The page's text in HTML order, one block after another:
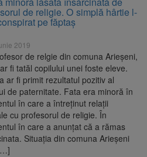
platforma
inițiativei de
Nicușor Dan
analizează
și Horațiu Potra.
procesul
națională pentru
adoptată de Senat.
de religie. O simplă hârtie l-
pe făptaș
2019
de relgie din comuna Arieșeni,
fi tatăl copilului unei foste eleve.
ar fi primit rezultatul pozitiv al
de paternitate. Fata era minoră în
în care a întreținut relații
cu profesorul de religie. În
în care a anunțat că a rămas
Situația din comuna Arieșeni